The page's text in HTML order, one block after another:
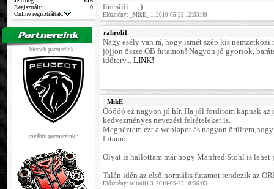
Regisztrált:
0
Online regisztráltak:
kiemelt partnerünk :
további partnereink :
fincsiiii.... ;)
Előzmény: _MikE_ 1. 2010-05-23 12:33:49
raliroli1
Nagy esély van rá, hogy ismét szép kis nemzetközi
jöjjön össze OB futamon! Nagyon jó gyorsok,
időterv... LINK!
_MikE_
Óóóóó ez nagyon jó hír. Ha jól fordítom kapnak az
kedvezményes nevezési feltételeket is.
Megnéztem ezt a weblapot és nagyon
futamot.
Olyat is hallottam már hogy Manfred Stohl is lehet
Talán idén az első normális futamot rendezik az
Előzmény: raliroli1 3. 2010-05-25 18:56:05